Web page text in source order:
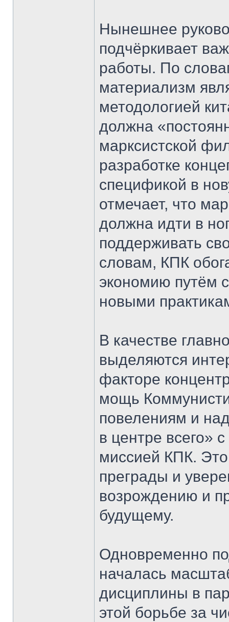
Нынешнее
подчёркивает
работы. По
материализм
методологией
должна
марксистской
разработке
спецификой в
отмечает, что
должна идти в
поддерживать
словам, КПК
экономию путём
новыми
В качестве
выделяются
факторе
мощь
повелениям и
в центре всего»
миссией КПК.
преграды и
возрождению и
будущему.
Одновременно
началась
дисциплины в
этой борьбе за